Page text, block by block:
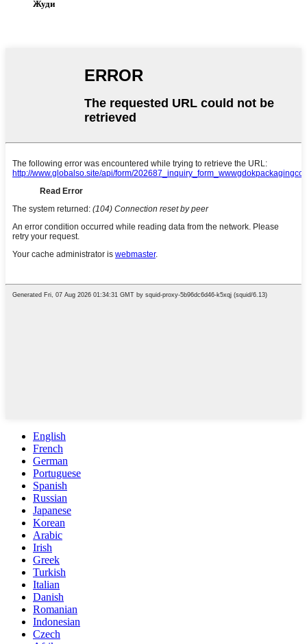
Жуди
English
French
German
Portuguese
Spanish
Russian
Japanese
Korean
Arabic
Irish
Greek
Turkish
Italian
Danish
Romanian
Indonesian
Czech